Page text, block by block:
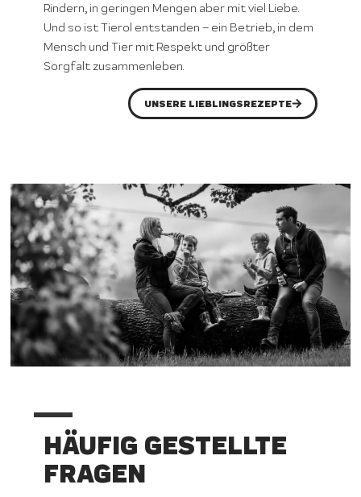
Rindern, in geringen Mengen aber mit viel Liebe.
Und so ist Tierol entstanden – ein Betrieb, in dem
Mensch und Tier mit Respekt und größter
Sorgfalt zusammenleben.
UNSERE LIEBLINGSREZEPTE
HÄUFIG GESTELLTE
FRAGEN